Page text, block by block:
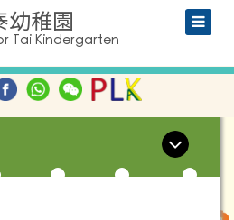
幼稚園
Tai Kindergarten